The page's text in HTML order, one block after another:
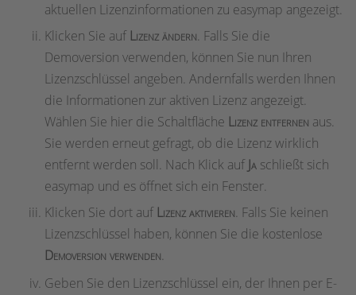
aktuellen Lizenzinformationen zu easymap angezeigt.
Klicken Sie auf Lizenz ändern. Falls Sie die
Demoversion verwenden, können Sie nun Ihren
Lizenzschlüssel angeben. Andernfalls werden Ihnen
die Informationen zur aktiven Lizenz angezeigt.
Wählen Sie hier die Schaltfläche Lizenz entfernen aus.
Sie werden erneut gefragt, ob die Lizenz wirklich
entfernt werden soll. Nach Klick auf Ja schließt sich
easymap und es öffnet sich ein Fenster.
Klicken Sie dort auf Lizenz aktivieren. Falls Sie keinen
Lizenzschlüssel haben, können Sie die kostenlose
Demoversion verwenden.
Geben Sie den Lizenzschlüssel ein, der Ihnen per E-